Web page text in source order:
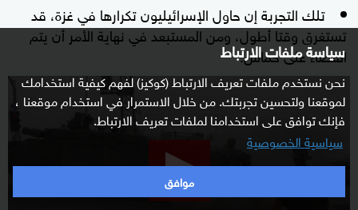
سياسة ملفات الارتباط
نحن نستخدم ملفات تعريف الارتباط (كوكيز) لفهم كيفية استخدامك
لموقعنا ولتحسين تجربتك. من خلال الاستمرار في استخدام موقعنا ،
فإنك توافق على استخدامنا لملفات تعريف الارتباط.
سياسية الخصوصية
موافق
تلك التجربة إن حاول الإسرائيليون تكرارها في غزة، قد
تستغرق وقتا أطول، ومن المستبعد في نهاية الأمر أن يتم
القضاء على حماس.
seconds
minutes,